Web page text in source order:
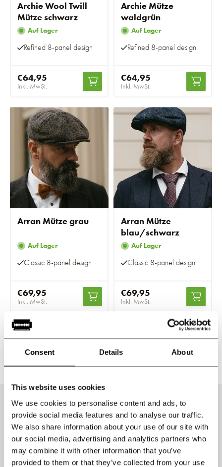
Consent Details About
This website uses cookies
We use cookies to personalise content and ads, to
provide social media features and to analyse our traffic.
We also share information about your use of our site with
our social media, advertising and analytics partners who
may combine it with other information that you’ve
provided to them or that they’ve collected from your use
Archie Wool Twill
Mütze schwarz
Auf Lager
Refined 8-panel design
€64,95
Inkl. MwSt.
Archie Mütze
waldgrün
Auf Lager
Refined 8-panel design
€64,95
Inkl. MwSt.
Arran Mütze grau
Auf Lager
Classic 8-panel design
€69,95
Inkl. MwSt.
Arran Mütze
blau/schwarz
Auf Lager
Classic 8-panel design
€69,95
Inkl. MwSt.
Seite 1 von 2
1 2